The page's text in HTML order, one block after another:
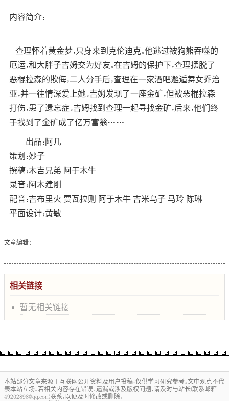
内容简介：
查理怀着黄金梦，只身来到克伦迪克。他逃过被狗熊吞噬的
厄运，和大胖子吉姆交为好友。在吉姆的保护下，查理摆脱了
恶棍拉森的欺侮，二人分手后，查理在一家酒吧邂逅舞女乔治
亚，并一往情深爱上她。吉姆发现了一座金矿，但被恶棍拉森
打伤，患了遗忘症。吉姆找到查理一起寻找金矿，后来，他们终
于找到了金矿成了亿万富翁……
出品：阿几
策划：妙子
撰稿：木吉兄弟 阿于木牛
录音：阿木建刚
配音：吉布里火 贾瓦拉则 阿于木牛 吉米乌子 马玲 陈琳
平面设计：黄敏
文章编辑：
相关链接
暂无相关链接
本站部分文章来源于互联网公开资料及用户投稿，仅供学习研究参考。文中观点不代
表本站立场。若相关内容存在错误、遗漏或涉及版权问题，请及时与站长(联系邮箱
49202898@qq.com)联系，以便及时修改或删除。